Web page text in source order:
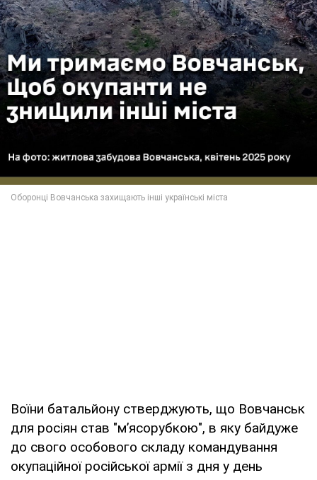
Воїни батальйону стверджують, що Вовчанськ
для росіян став "м’ясорубкою", в яку байдуже
до свого особового складу командування
окупаційної російської армії з дня у день